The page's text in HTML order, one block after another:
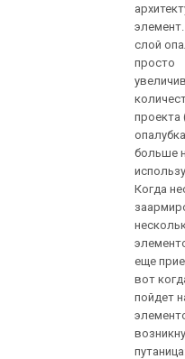
слой
просто
проекта
больше
Когда
еще
вот
пойдет